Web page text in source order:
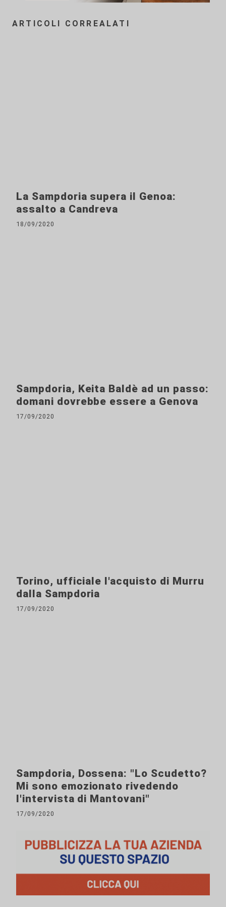
ARTICOLI CORREALATI
La Sampdoria supera il Genoa:
assalto a Candreva
18/09/2020
Sampdoria, Keita Baldè ad un passo:
domani dovrebbe essere a Genova
17/09/2020
Torino, ufficiale l'acquisto di Murru
dalla Sampdoria
17/09/2020
Sampdoria, Dossena: "Lo Scudetto?
Mi sono emozionato rivedendo
l'intervista di Mantovani"
17/09/2020